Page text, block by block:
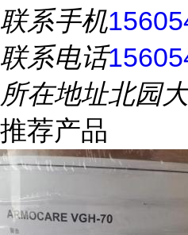
联系手机
联系电话
所在地址北园
推荐产品